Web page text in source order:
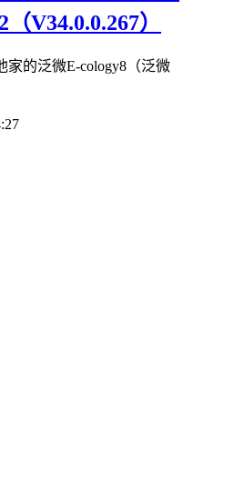
V34.0.0.267）
的泛微E-cology8（泛微